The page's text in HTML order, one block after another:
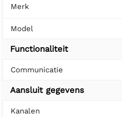
Merk
Model
Functionaliteit
Communicatie
Aansluit gegevens
Kanalen